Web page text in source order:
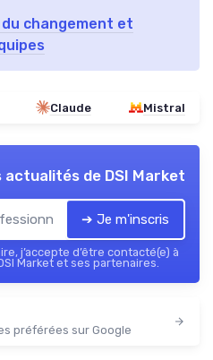
changement et
Claude Mistral
actualités de DSI Market
➔ Je m'inscris
j’accepte d’être contacté(e) à
Market et ses partenaires.
préférées sur Google